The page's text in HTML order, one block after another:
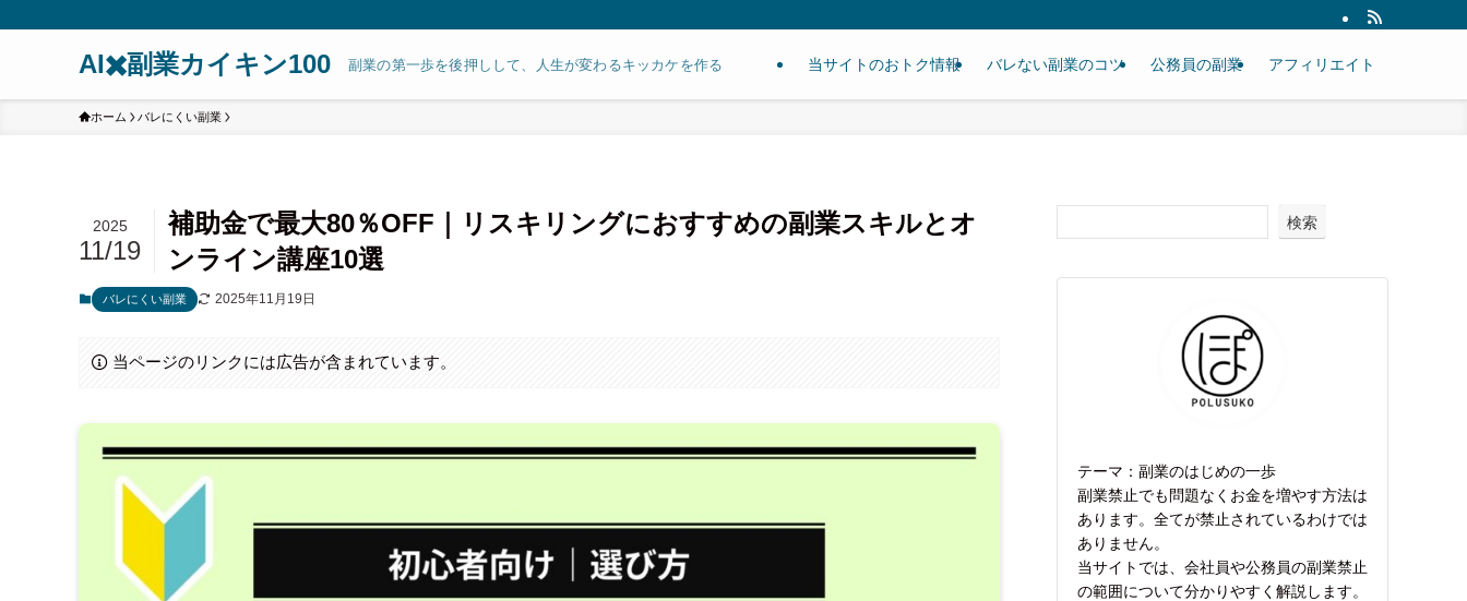
AI✖️副業カイキン100 副業の第一歩を後押しして、人生が変わるキッカケを作る 当サイトのおトク情報 バレない副業のコツ 公務員の副業 アフィリエイト
ホーム バレにくい副業
補助金で最大80％OFF｜リスキリングにおすすめの副業スキルとオ
ンライン講座10選
2025
11/19
バレにくい副業 2025年11月19日
当ページのリンクには広告が含まれています。
検索
テーマ：副業のはじめの一歩
副業禁止でも問題なくお金を増やす方法は
あります。全てが禁止されているわけでは
ありません。
当サイトでは、会社員や公務員の副業禁止
の範囲について分かりやすく解説します。